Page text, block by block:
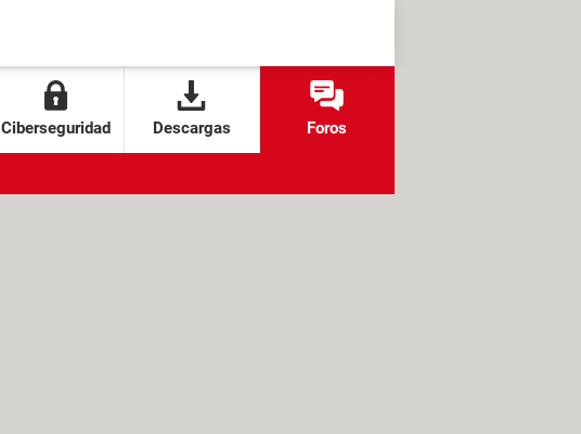
Ciberseguridad Descargas Foros